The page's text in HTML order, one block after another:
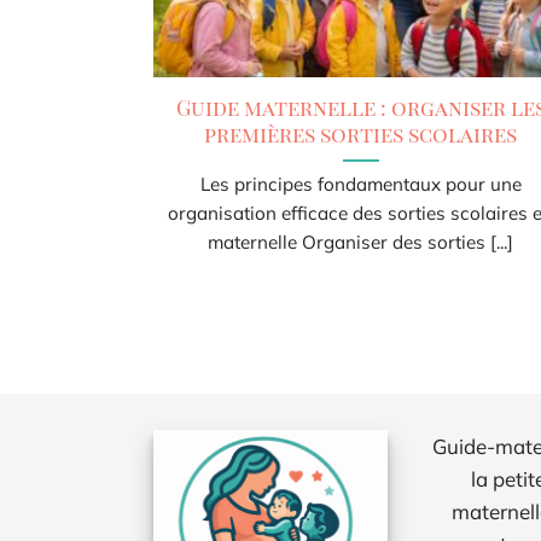
Guide maternelle : organiser
premières sorties scolaires
Les principes fondamentaux pour une
organisation efficace des sorties scolaires
maternelle Organiser des sorties [...]
Guide-
la